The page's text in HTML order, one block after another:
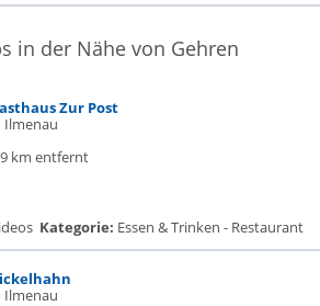
in der Nähe von Gehren
Zur Post
Ilmenau
km entfernt
Kategorie: Essen & Trinken - Restaurant
Ilmenau